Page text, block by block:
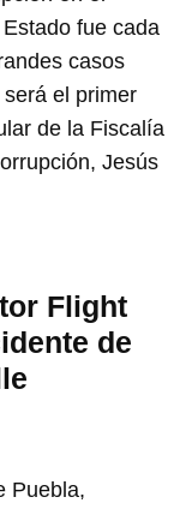
fue cada
casos
el primer
de la Fiscalía
Jesús
Flight
de
Puebla,